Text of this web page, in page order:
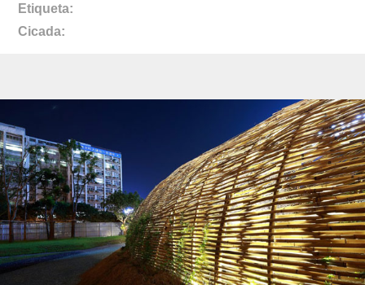
Etiqueta
Cicada